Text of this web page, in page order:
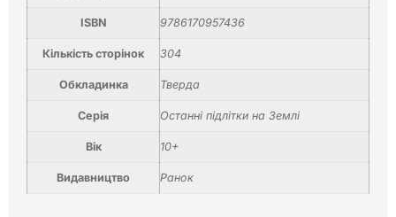
ISBN 9786170957436
Кількість сторінок 304
Обкладинка Тверда
Серія Останні підлітки на Землі
Вік 10+
Видавництво Ранок